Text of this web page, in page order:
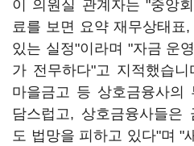
이 의원실 관계자는 "중앙
료를 보면 요약 재무상태표
있는 실정"이라며 "자금 운
가 전무하다"고 지적했습
마을금고 등 상호금융사의
담스럽고, 상호금융사들은
도 법망을 피하고 있다"며 "